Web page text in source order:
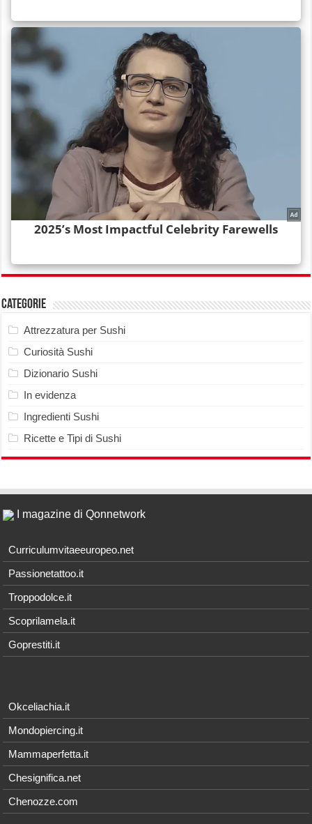
Categorie
Attrezzatura per Sushi
Curiosità Sushi
Dizionario Sushi
In evidenza
Ingredienti Sushi
Ricette e Tipi di Sushi
I magazine di Qonnetwork
Curriculumvitaeeuropeo.net
Passionetattoo.it
Troppodolce.it
Scoprilamela.it
Goprestiti.it
Okceliachia.it
Mondopiercing.it
Mammaperfetta.it
Chesignifica.net
Chenozze.com